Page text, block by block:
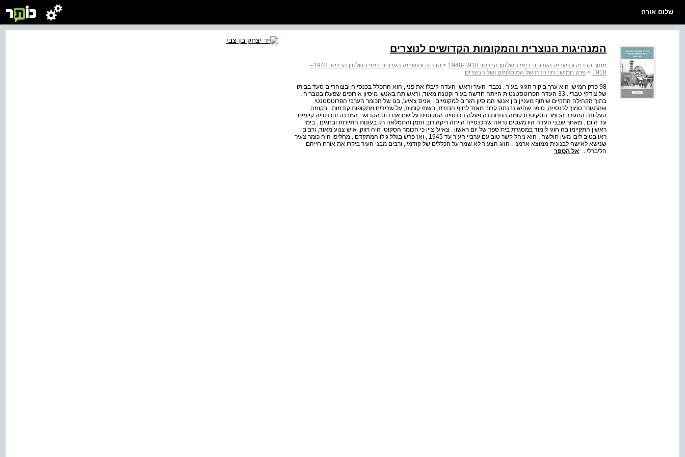
שלום אורח
המנהיגות הנוצרית והמקומות הקדושים לנוצרים
מתוך:טבריה ותושביה הערבים בימי השלטון הבריטי 1948-1918 >
טבריה ותושביה הערבים בימי השלטון הבריטי 1948–
1918
> פרק חמישי: חיי הדת של המוסלמים ושל הנוצרים
98 פרק חמישי הוא ערך ביקור חגיגי בעיר . נכבדי העיר וראשי העדה קיבלו את פניו, הוא התפלל בכנסייה ובצוהריים סעד בביתו
של צודקי טברי . 33 העדה הפרוטסטנטית הייתה חדשה בעיר וקטנה מאוד, וראשיתה באנשי מיסיון אירופים שפעלו בטבריה .
בתוך הקהילה התקיים שיתוף מעניין בין אנשי המיסיון הזרים למקומיים . אניס צאיע', בנו של הכומר הערבי הפרוטסטנטי
שהתגורר סמוך לכנסייה, סיפר שהיא נבנתה קרוב מאוד לחוף הכנרת, בשתי קומות, על שרידים מתקופות קודמות . בקומה
העליונה התגורר הכומר הסקוטי ובקומה התחתונה פעלה הכנסייה הסקוטית על שם אנדרוס הקדוש . המבנה והכנסייה קיימים
עד היום . מאחר שבני העדה היו מעטים נראה שהכנסייה הייתה ריקה רוב הזמן והתמלאה רק בעונות התיירות ובחגים . בימי
ראשון התקיימו בה חוגי לימוד במסגרת בית ספר של יום ראשון . צאיע' ציין כי הכומר הסקוטי היה רווק, איש צנוע מאוד, ורבים
ראו בטוב ליבו מעין חולשה . הוא ניהל קשר טוב עם ערביי העיר עד 1945 , ואז פרש בגלל גילו המתקדם . מחליפו היה כומר צעיר
שנישא לאישה לבנונית ממוצא ארמני . הזוג הצעיר לא שמר על הכללים של קודמיו, ורבים מבני העיר ביקרו את אורח חייהם
הליברלי... אל הספר